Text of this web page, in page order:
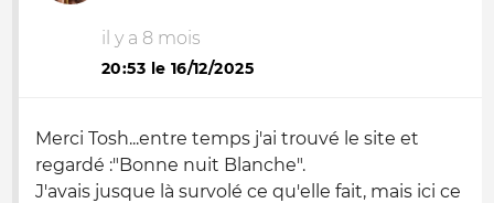
il y a 8 mois
20:53 le 16/12/2025
Merci Tosh...entre temps j'ai trouvé le site et
regardé :"Bonne nuit Blanche".
J'avais jusque là survolé ce qu'elle fait, mais ici ce